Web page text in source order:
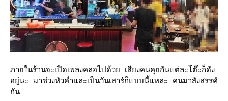
ภายในร้านจะเปิดเพลงคลอไปด้วย เสียงคนคุยกันแต่ละโต๊ะก็ดัง
อยู่นะ มาช่วงหัวค่ำและเป็นวันเสาร์ก็แบบนี้แหละ คนมาสังสรรค์
กัน